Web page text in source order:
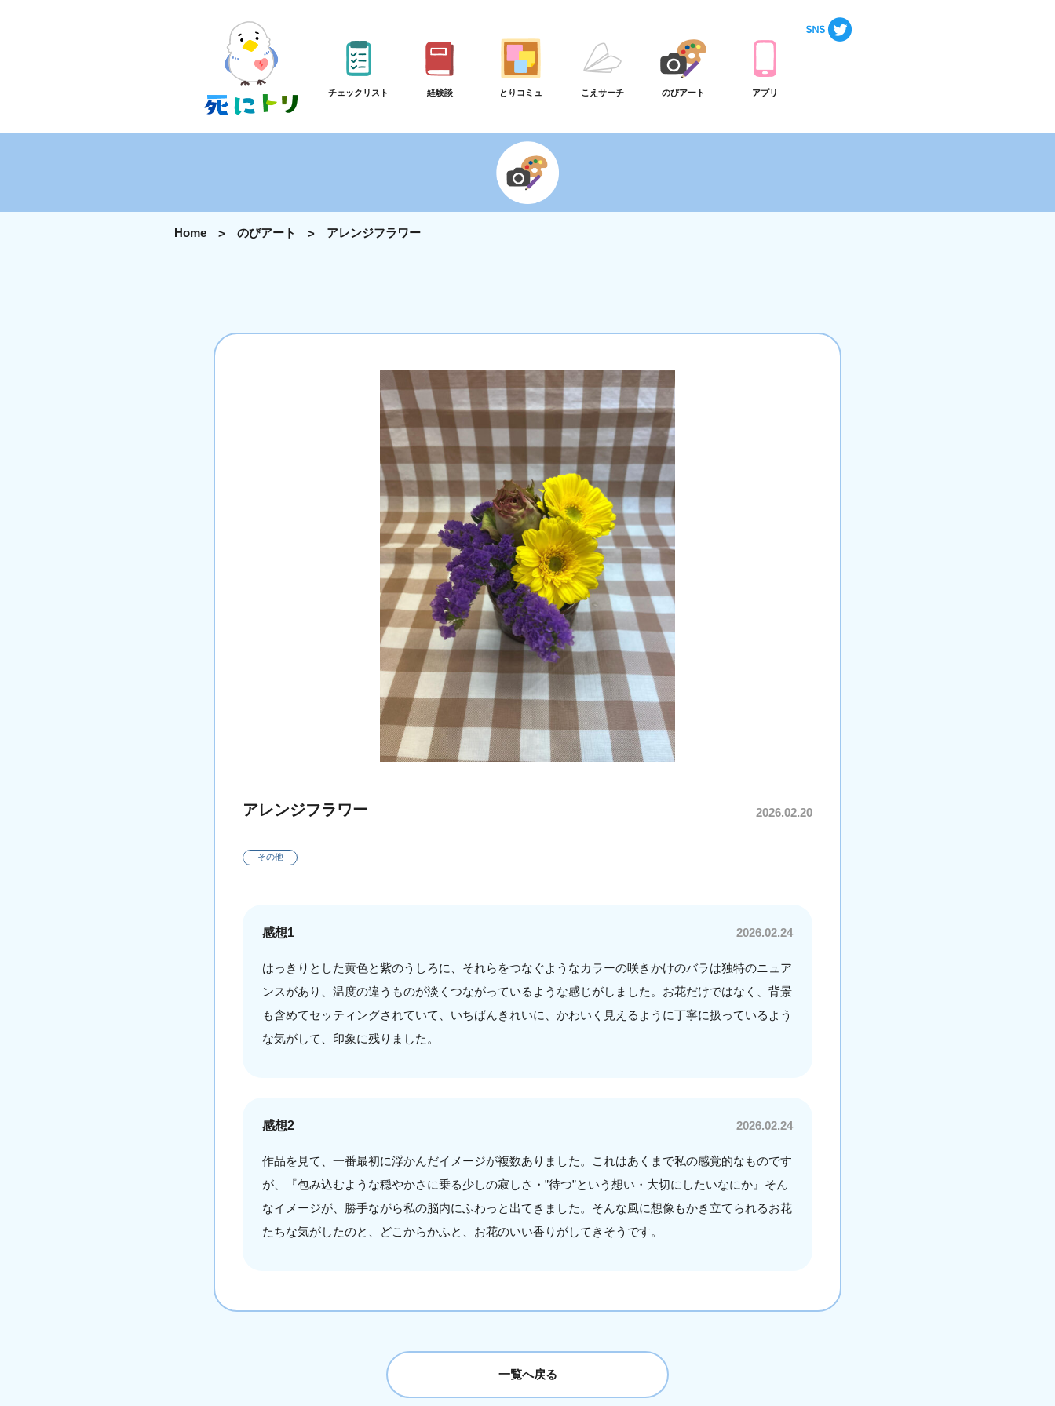
チェックリスト 経験談 とりコミュ こえサーチ のびアート アプリ
Home のびアート アレンジフラワー
アレンジフラワー 2026.02.20
その他
感想1 2026.02.24
はっきりとした黄色と紫のうしろに、それらをつなぐようなカラーの咲きかけのバラは独特のニュア
ンスがあり、温度の違うものが淡くつながっているような感じがしました。お花だけではなく、背景
も含めてセッティングされていて、いちばんきれいに、かわいく見えるように丁寧に扱っているよう
な気がして、印象に残りました。
感想2 2026.02.24
作品を見て、一番最初に浮かんだイメージが複数ありました。これはあくまで私の感覚的なものです
が、『包み込むような穏やかさに乗る少しの寂しさ・”待つ”という想い・大切にしたいなにか』そん
なイメージが、勝手ながら私の脳内にふわっと出てきました。そんな風に想像もかき立てられるお花
たちな気がしたのと、どこからかふと、お花のいい香りがしてきそうです。
一覧へ戻る